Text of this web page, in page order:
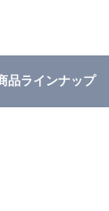
品ラインナップ